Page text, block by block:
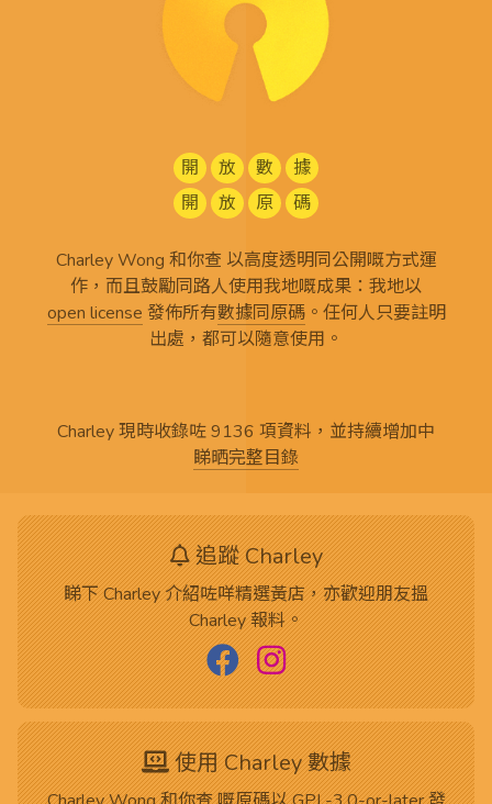
開 放 數
據
開
放 原 碼
Charley Wong 和你查 以高度透明同公開嘅方式運
作，而且鼓勵同路人使用我地嘅成果：我地以
open license 發佈所有數據同原碼。任何人只要註明
出處，都可以隨意使用。
Charley 現時收錄咗 9136 項資料，並持續增加中
睇晒完整目錄
追蹤 Charley
睇下 Charley 介紹咗咩精選黃店，亦歡迎朋友搵
Charley 報料。
使用 Charley 數據